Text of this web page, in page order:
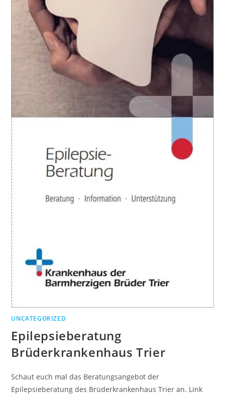
UNCATEGORIZED
Epilepsieberatung
Brüderkrankenhaus Trier
Schaut euch mal das Beratungsangebot der
Epilepsieberatung des Brüderkrankenhaus Trier an. Link